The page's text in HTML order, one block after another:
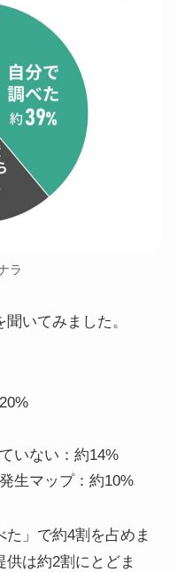
ラ
いてみました。
いない：約14%
生マップ：約10%
」で約4割を占めま
供は約2割にとどま